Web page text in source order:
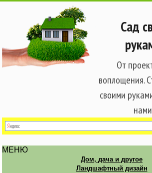
Сад
От
воплощения.
своими
МЕНЮ
Дом, дача и другое
Ландшафтный дизайн